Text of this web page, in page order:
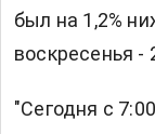
был на 1,2%
воскресенья -
"Сегодня с